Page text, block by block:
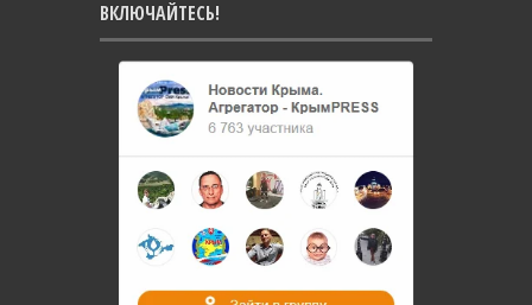
ВКЛЮЧАЙТЕСЬ!